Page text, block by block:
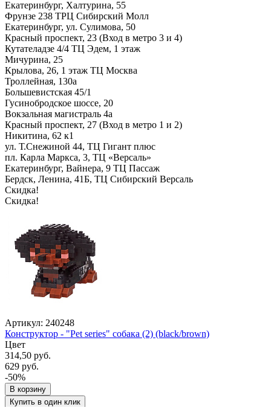
Екатеринбург, Халтурина, 55
Фрунзе 238 ТРЦ Сибирский Молл
Екатеринбург, ул. Сулимова, 50
Красный проспект, 23 (Вход в метро 3 и 4)
Кутателадзе 4/4 ТЦ Эдем, 1 этаж
Мичурина, 25
Крылова, 26, 1 этаж ТЦ Москва
Троллейная, 130а
Большевистская 45/1
Гусинобродское шоссе, 20
Вокзальная магистраль 4а
Красный проспект, 27 (Вход в метро 1 и 2)
Никитина, 62 к1
ул. Т.Снежиной 44, ТЦ Гигант плюс
пл. Карла Маркса, 3, ТЦ «Версаль»
Екатеринбург, Вайнера, 9 ТЦ Пассаж
Бердск, Ленина, 41Б, ТЦ Сибирский Версаль
Скидка!
Скидка!
Артикул: 240248
Конструктор - "Pet series" собака (2) (black/brown)
Цвет
314,50 руб.
629 руб.
-50%
В корзину
Купить в один клик